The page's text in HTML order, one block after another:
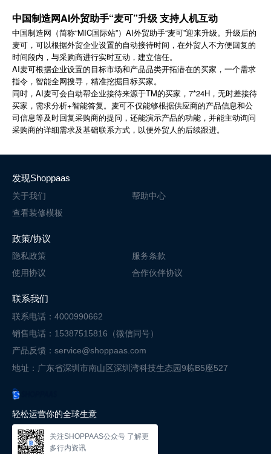
中国制造网AI外贸助手“麦可”升级 支持人机互动
中国制造网（简称“MIC国际站”）AI外贸助手“麦可”迎来升级。升级后的
麦可，可以根据外贸企业设置的自动接待时间，在外贸人不方便回复的
时间段内，与采购商进行实时互动，建立信任。
AI麦可根据企业设置的目标市场和产品品类开拓潜在的买家，一个需求
指令，智能全网搜寻，精准挖掘目标买家。
同时， AI麦可会自动帮企业接待来源于TM的买家， 7*24H ，无时差接待
买家，需求分析+智能答复。麦可不仅能够根据供应商的产品信息和公
司信息等及时回复采购商的提问，还能演示产品的功能，并能主动询问
采购商的详细需求及基础联系方式，以便外贸人的后续跟进。
轻松运营你的全球生意
关注SHOPPAAS公众号 了解更
多行内资讯
发现Shoppaas
关于我们
帮助中心
查看装修模板
政策/协议
隐私政策
服务条款
使用协议
合作伙伴协议
联系我们
联系电话：4000990662
销售电话：15387515816（微信同号）
产品反馈：service@shoppaas.com
地址：广东省深圳市南山区深圳湾科技生态园9栋B5座527